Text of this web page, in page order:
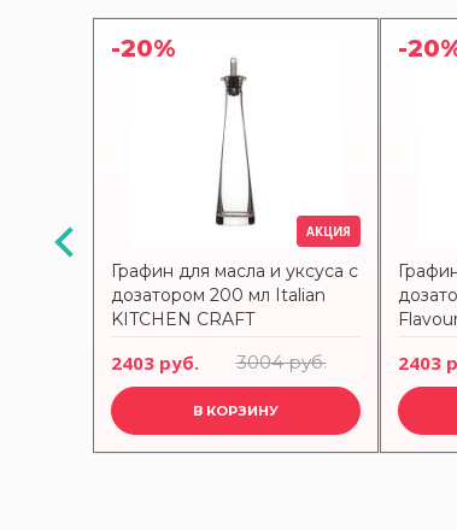
-20%
АКЦИЯ
Графин для масла и уксуса с
дозатором 200 мл Italian
KITCHEN CRAFT
2403 руб. 3004 руб.
В КОРЗИНУ
-
2403